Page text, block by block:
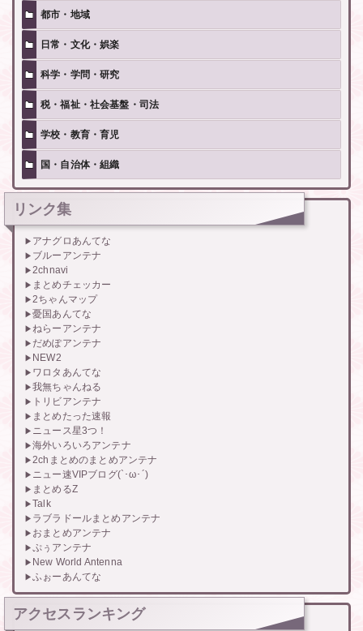
都市・地域
日常・文化・娯楽
科学・学問・研究
税・福祉・社会基盤・司法
学校・教育・育児
国・自治体・組織
リンク集
アナグロあんてな
ブルーアンテナ
2chnavi
まとめチェッカー
2ちゃんマップ
憂国あんてな
ねらーアンテナ
だめぽアンテナ
NEW2
ワロタあんてな
我無ちゃんねる
トリビアンテナ
まとめたった速報
ニュース星3つ！
海外いろいろアンテナ
2chまとめのまとめアンテナ
ニュー速VIPブログ(`･ω･´)
まとめるZ
Talk
ラブラドールまとめアンテナ
おまとめアンテナ
ぷぅアンテナ
New World Antenna
ふぉーあんてな
アクセスランキング